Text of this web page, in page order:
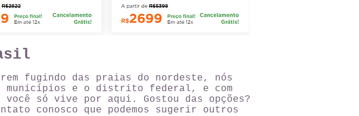
fugindo das praias do nordeste, nós
municípios e o distrito federal, e com
só vive por aqui. Gostou das opções?
conosco que podemos sugerir outros